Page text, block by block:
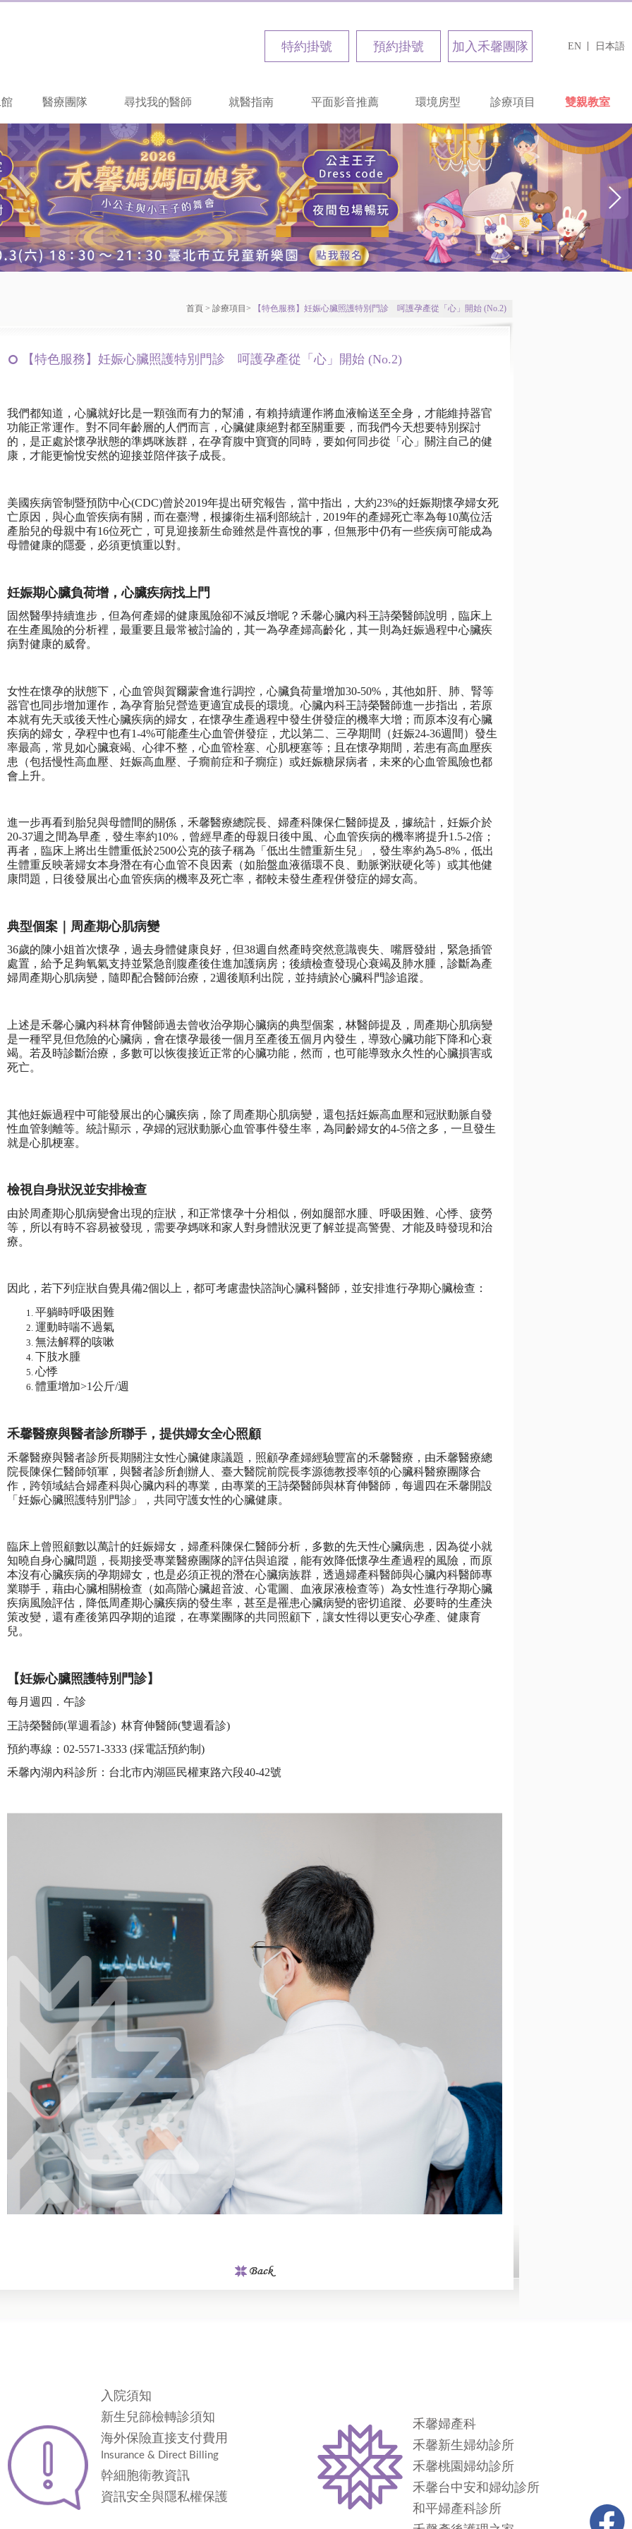
日本語
EN
加入禾馨團隊
預約掛號
特約掛號
醫療團隊 尋找我的醫師 就醫指南 平面影音推薦 環境房型 診療項目 雙親教室
首頁 > 診療項目 > 【特色服務】妊娠心臟照護特別門診 呵護孕產從「心」開始 (No.2)
【特色服務】妊娠心臟照護特別門診 呵護孕產從「心」開始 (No.2)
我們都知道，心臟就好比是一顆強而有力的幫浦，有賴持續運作將血液輸送至全身，才能維持器官
功能正常運作。對不同年齡層的人們而言，心臟健康絕對都至關重要，而我們今天想要特別探討
的，是正處於懷孕狀態的準媽咪族群，在孕育腹中寶寶的同時，要如何同步從「心」關注自己的健
康，才能更愉悅安然的迎接並陪伴孩子成長。
美國疾病管制暨預防中心(CDC)曾於2019年提出研究報告，當中指出，大約23%的妊娠期懷孕婦女死
亡原因，與心血管疾病有關，而在臺灣，根據衛生福利部統計，2019年的產婦死亡率為每10萬位活
產胎兒的母親中有16位死亡，可見迎接新生命雖然是件喜悅的事，但無形中仍有一些疾病可能成為
母體健康的隱憂，必須更慎重以對。
妊娠期心臟負荷增，心臟疾病找上門
固然醫學持續進步，但為何產婦的健康風險卻不減反增呢？禾馨心臟內科王詩榮醫師說明，臨床上
在生產風險的分析裡，最重要且最常被討論的，其一為孕產婦高齡化，其一則為妊娠過程中心臟疾
病對健康的威脅。
女性在懷孕的狀態下，心血管與賀爾蒙會進行調控，心臟負荷量增加30-50%，其他如肝、肺、腎等
器官也同步增加運作，為孕育胎兒營造更適宜成長的環境。心臟內科王詩榮醫師進一步指出，若原
本就有先天或後天性心臟疾病的婦女，在懷孕生產過程中發生併發症的機率大增；而原本沒有心臟
疾病的婦女，孕程中也有1-4%可能產生心血管併發症，尤以第二、三孕期間（妊娠24-36週間）發生
率最高，常見如心臟衰竭、心律不整，心血管栓塞、心肌梗塞等；且在懷孕期間，若患有高血壓疾
患（包括慢性高血壓、妊娠高血壓、子癇前症和子癇症）或妊娠糖尿病者，未來的心血管風險也都
會上升。
進一步再看到胎兒與母體間的關係，禾馨醫療總院長、婦產科陳保仁醫師提及，據統計，妊娠介於
20-37週之間為早產，發生率約10%，曾經早產的母親日後中風、心血管疾病的機率將提升1.5-2倍；
再者，臨床上將出生體重低於2500公克的孩子稱為「低出生體重新生兒」，發生率約為5-8%，低出
生體重反映著婦女本身潛在有心血管不良因素（如胎盤血液循環不良、動脈粥狀硬化等）或其他健
康問題，日後發展出心血管疾病的機率及死亡率，都較未發生產程併發症的婦女高。
典型個案｜周產期心肌病變
36歲的陳小姐首次懷孕，過去身體健康良好，但38週自然產時突然意識喪失、嘴唇發紺，緊急插管
處置，給予足夠氧氣支持並緊急剖腹產後住進加護病房；後續檢查發現心衰竭及肺水腫，診斷為產
婦周產期心肌病變，隨即配合醫師治療，2週後順利出院，並持續於心臟科門診追蹤。
上述是禾馨心臟內科林育伸醫師過去曾收治孕期心臟病的典型個案，林醫師提及，周產期心肌病變
是一種罕見但危險的心臟病，會在懷孕最後一個月至產後五個月內發生，導致心臟功能下降和心衰
竭。若及時診斷治療，多數可以恢復接近正常的心臟功能，然而，也可能導致永久性的心臟損害或
死亡。
其他妊娠過程中可能發展出的心臟疾病，除了周產期心肌病變，還包括妊娠高血壓和冠狀動脈自發
性血管剝離等。統計顯示，孕婦的冠狀動脈心血管事件發生率，為同齡婦女的4-5倍之多，一旦發生
就是心肌梗塞。
檢視自身狀況並安排檢查
由於周產期心肌病變會出現的症狀，和正常懷孕十分相似，例如腿部水腫、呼吸困難、心悸、疲勞
等，所以有時不容易被發現，需要孕媽咪和家人對身體狀況更了解並提高警覺、才能及時發現和治
療。
因此，若下列症狀自覺具備2個以上，都可考慮盡快諮詢心臟科醫師，並安排進行孕期心臟檢查：
平躺時呼吸困難
運動時喘不過氣
無法解釋的咳嗽
下肢水腫
心悸
體重增加>1公斤/週
禾馨醫療與醫者診所聯手，提供婦女全心照顧
禾馨醫療與醫者診所長期關注女性心臟健康議題，照顧孕產婦經驗豐富的禾馨醫療，由禾馨醫療總
院長陳保仁醫師領軍，與醫者診所創辦人、臺大醫院前院長李源德教授率領的心臟科醫療團隊合
作，跨領域結合婦產科與心臟內科的專業，由專業的王詩榮醫師與林育伸醫師，每週四在禾馨開設
「妊娠心臟照護特別門診」，共同守護女性的心臟健康。
臨床上曾照顧數以萬計的妊娠婦女，婦產科陳保仁醫師分析，多數的先天性心臟病患，因為從小就
知曉自身心臟問題，長期接受專業醫療團隊的評估與追蹤，能有效降低懷孕生產過程的風險，而原
本沒有心臟疾病的孕期婦女，也是必須正視的潛在心臟病族群，透過婦產科醫師與心臟內科醫師專
業聯手，藉由心臟相關檢查（如高階心臟超音波、心電圖、血液尿液檢查等）為女性進行孕期心臟
疾病風險評估，降低周產期心臟疾病的發生率，甚至是罹患心臟病變的密切追蹤、必要時的生產決
策改變，還有產後第四孕期的追蹤，在專業團隊的共同照顧下，讓女性得以更安心孕產、健康育
兒。
【妊娠心臟照護特別門診】
每月週四．午診
王詩榮醫師(單週看診) 林育伸醫師(雙週看診)
預約專線：02-5571-3333 (採電話預約制)
禾馨內湖內科診所：台北市內湖區民權東路六段40-42號
入院須知
新生兒篩檢轉診須知
海外保險直接支付費用
Insurance & Direct Billing
幹細胞衛教資訊
資訊安全與隱私權保護
禾馨婦產科
禾馨新生婦幼診所
禾馨桃園婦幼診所
禾馨台中安和婦幼診所
和平婦產科診所